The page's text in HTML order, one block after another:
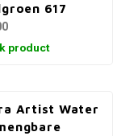
617
product
Artist Water